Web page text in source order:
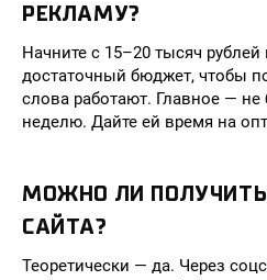
РЕКЛАМУ?
Начните с 15–20 тысяч
достаточный бюджет, чтобы
слова работают. Главное — не
неделю. Дайте ей время на
МОЖНО ЛИ ПОЛУЧИТЬ
САЙТА?
Теоретически — да. Через